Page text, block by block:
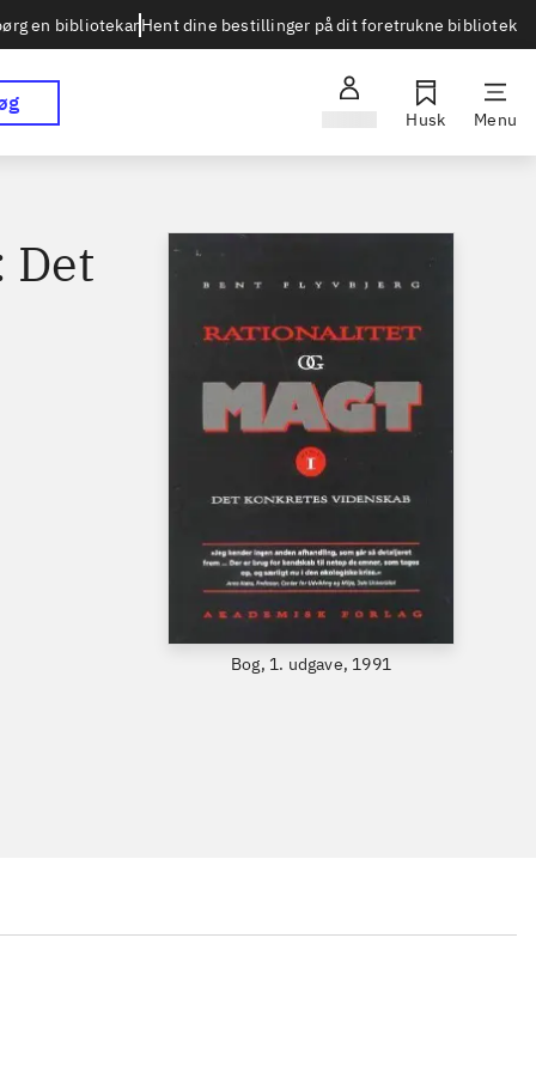
en bibliotekarHent dine bestillinger på dit foretrukne bibliotek
Husk Menu
Bog, 1. udgave, 1991
Det